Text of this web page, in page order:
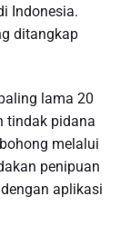
Indonesia.
ditangkap
lama 20
tindak pidana
melalui
penipuan
aplikasi